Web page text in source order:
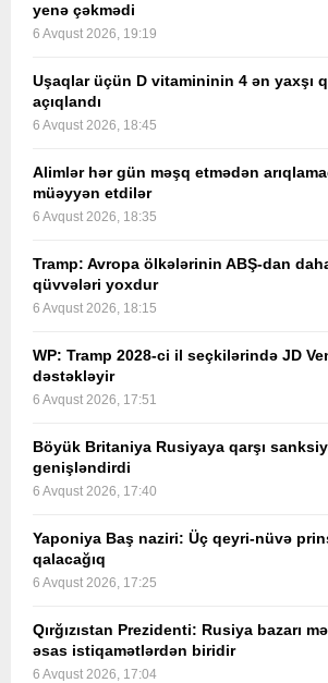
yenə çəkmədi
6 Avqust 2026, 19:19
Uşaqlar üçün D vitamininin 4 ən yaxşı
açıqlandı
6 Avqust 2026, 18:45
Alimlər hər gün məşq etmədən
müəyyən etdilər
6 Avqust 2026, 18:35
Tramp: Avropa ölkələrinin ABŞ-dan
qüvvələri yoxdur
6 Avqust 2026, 18:15
WP: Tramp 2028-ci il seçkilərində JD
dəstəkləyir
6 Avqust 2026, 17:51
Böyük Britaniya Rusiyaya qarşı
genişləndirdi
6 Avqust 2026, 17:40
Yaponiya Baş naziri: Üç qeyri-nüvə
qalacağıq
6 Avqust 2026, 17:25
Qırğızıstan Prezidenti: Rusiya bazarı
əsas istiqamətlərdən biridir
6 Avqust 2026, 17:04